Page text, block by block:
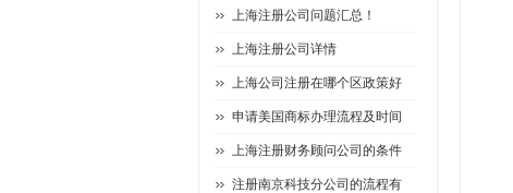
上海注册公司问题汇总！
上海注册公司详情
上海公司注册在哪个区政策好
申请美国商标办理流程及时间
上海注册财务顾问公司的条件
注册南京科技分公司的流程有